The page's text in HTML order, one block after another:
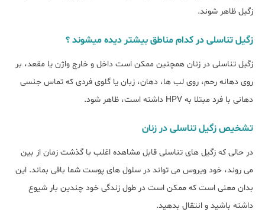
زگیل ظاهر شوند.
زگیل تناسلی در کدام مناطق بیشتر دیده میشوند ؟
زگیل تناسلی در زنان همچنین ممکن است داخل و خارج واژن یا مقعد، بر
روی دهانه رحم، روی لب ها، دهان، زبان یا گلوی فردی که تماس جنسی
دهانی با فرد مبتلا به HPV داشته است، ظاهر شود.
تشخیص زگیل تناسلی در زنان
در حالی که زگیل های تناسلی قابل مشاهده اغلب با گذشت زمان از بین
می روند، خود ویروس می تواند در سلول های پوست شما باقی بماند. این
بدان معنی است که ممکن است در طول زندگی خود چندین بار شیوع
داشته باشید و انتقال بدهید.